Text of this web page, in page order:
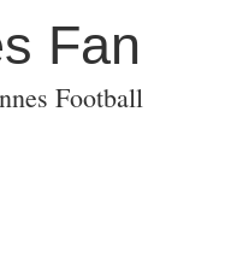
Fan
Football